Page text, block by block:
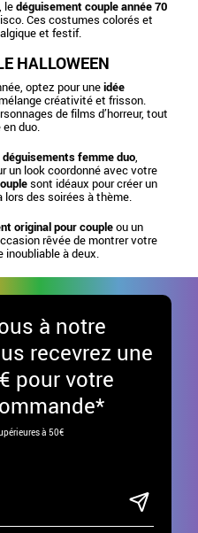
ledéguisement couple année 70
Ces costumes colorés et
et festif.
HALLOWEEN
optez pour uneidée
créativité et frisson.
de films d’horreur, tout
duo.
déguisements femme duo
un look coordonné avec votre
sont idéaux pour créer un
des soirées à thème.
original pour coupleou un
rêvée de montrer votre
à deux.
à notre
recevrez une
pour votre
à 50€